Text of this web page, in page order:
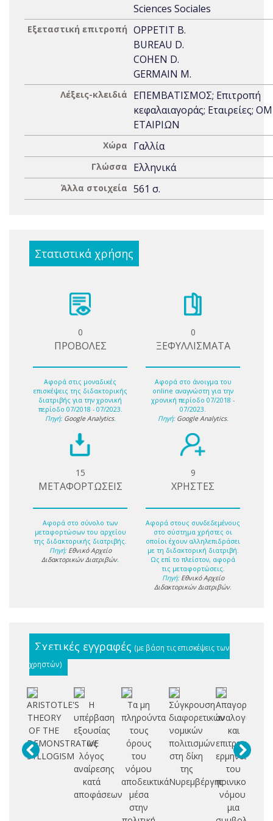
Sciences Sociales
Εξεταστική επιτροπή OPPETIT B.
BUREAU D.
COHEN D.
GERMAIN M.
Λέξεις-κλειδιά
ΕΠΕΜΒΑΤΙΣΜΟΣ; Επιτροπή
κεφαλαιαγοράς; Εταιρείες;
ΕΤΑΙΡΙΩΝ
Χώρα Γαλλία
Γλώσσα Ελληνικά
Άλλα στοιχεία 561 σ.
Στατιστικά χρήσης
0
ΠΡΟΒΟΛΕΣ
Αφορά στις μοναδικές
επισκέψεις της διδακτορικής
διατριβής για την χρονική
περίοδο 07/2018 - 07/2023.
Πηγή: Google Analytics.
0
ΞΕΦΥΛΛΙΣΜΑΤΑ
Αφορά στο άνοιγμα του
online αναγνώστη για την
χρονική περίοδο 07/2018 -
07/2023.
Πηγή: Google Analytics.
15
ΜΕΤΑΦΟΡΤΩΣΕΙΣ
Αφορά στο σύνολο των
μεταφορτώσων του αρχείου
της διδακτορικής διατριβής.
Πηγή: Εθνικό Αρχείο
Διδακτορικών Διατριβών.
9
ΧΡΗΣΤΕΣ
Αφορά στους συνδεδεμένους
στο σύστημα χρήστες οι
οποίοι έχουν αλληλεπιδράσει
με τη διδακτορική διατριβή.
Ως επί το πλείστον, αφορά
τις μεταφορτώσεις.
Πηγή: Εθνικό Αρχείο
Διδακτορικών Διατριβών.
Σχετικές εγγραφές (με βάση τις επισκέψεις των
χρηστών)
ARISTOTLE'S
THEORY
OF THE
DEMONSTRATIVE
SYLLOGISM
Η
υπέρβαση
εξουσίας
ως
λόγος
αναίρεσης
κατά
αποφάσεων
Τα μη
πληρούντα
τους
όρους
του
νόμου
αποδεικτικά
μέσα
στην
Σύγκρουση
διαφορετικών
νομικών
πολιτισμών
στη δίκη
της
Νυρεμβέργης
αναλογία
και
επιτρεπτή
ερμηνεία
του
ποινικού
νόμου:
μια